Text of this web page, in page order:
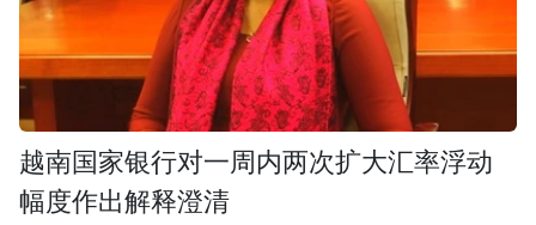
越南国家银行对一周内两次扩大汇率浮动
幅度作出解释澄清